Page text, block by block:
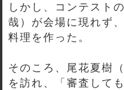
しかし、コンテスト
哉）が会場に現れず
料理を作った。
そのころ、尾花夏樹
を訪れ、「審査して